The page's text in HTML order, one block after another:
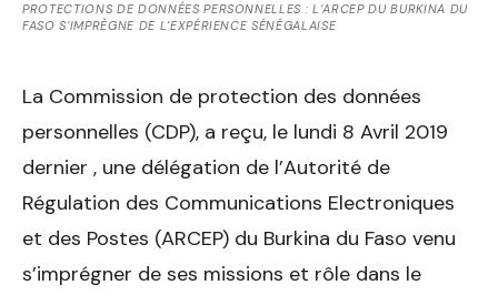
PROTECTIONS DE DONNÉES PERSONNELLES : L’ARCEP DU BURKINA DU
FASO S’IMPRÈGNE DE L’EXPÉRIENCE SÉNÉGALAISE
La Commission de protection des données
personnelles (CDP), a reçu, le lundi 8 Avril 2019
dernier , une délégation de l’Autorité de
Régulation des Communications Electroniques
et des Postes (ARCEP) du Burkina du Faso venu
s’imprégner de ses missions et rôle dans le